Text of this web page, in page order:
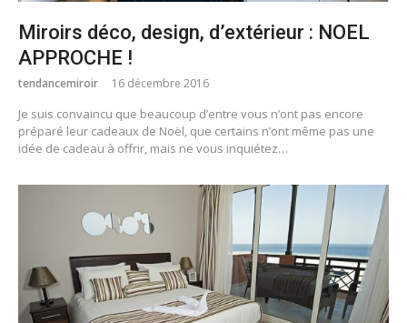
Miroirs déco, design, d’extérieur : NOEL
APPROCHE !
tendancemiroir 16 décembre 2016
Je suis convaincu que beaucoup d’entre vous n’ont pas encore
préparé leur cadeaux de Noël, que certains n’ont même pas une
idée de cadeau à offrir, mais ne vous inquiétez…